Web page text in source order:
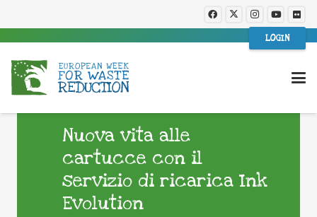
LOGIN
Nuova vita alle
cartucce con il
servizio di ricarica Ink
Evolution